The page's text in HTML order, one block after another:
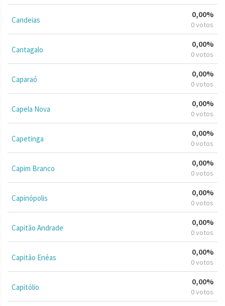
Candeias
0,00%
0 votos
Cantagalo
0,00%
0 votos
Caparaó
0,00%
0 votos
Capela Nova
0,00%
0 votos
Capetinga
0,00%
0 votos
Capim Branco
0,00%
0 votos
Capinópolis
0,00%
0 votos
Capitão Andrade
0,00%
0 votos
Capitão Enéas
0,00%
0 votos
Capitólio
0,00%
0 votos